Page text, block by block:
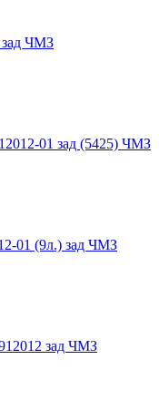
зад ЧМЗ
01 зад (5425) ЧМЗ
01 (9л.) зад ЧМЗ
зад ЧМЗ